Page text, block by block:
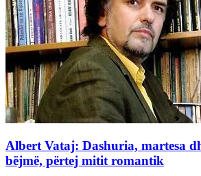
Albert Vataj: Dashuria, martesa
bëjmë, përtej mitit romantik